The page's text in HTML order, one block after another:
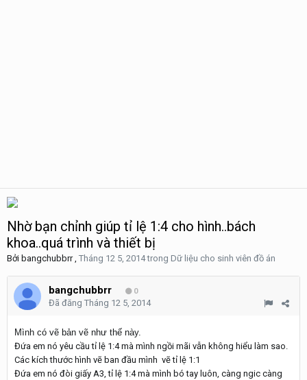
Nhờ bạn chỉnh giúp tỉ lệ 1:4 cho hình..bách
khoa..quá trình và thiết bị
Bởi bangchubbrr, Tháng 12 5, 2014trong Dữ liệu cho sinh viên đồ án
bangchubbrr 0
Đã đăng Tháng 12 5, 2014
Mình có vẽ bản vẽ như thế này.
Đứa em nó yêu cầu tỉ lệ 1:4 mà mình ngồi mãi vẫn không hiểu làm sao.
Các kích thước hình vẽ ban đầu mình vẽ tỉ lệ 1:1
Đứa em nó đòi giấy A3, tỉ lệ 1:4 mà mình bó tay luôn, càng ngic càng